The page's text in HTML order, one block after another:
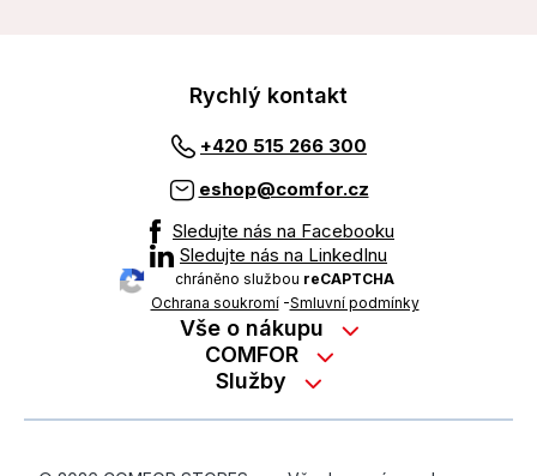
Rychlý kontakt
+420 515 266 300
eshop@comfor.cz
Sledujte nás na Facebooku
Sledujte nás na LinkedInu
chráněno službou reCAPTCHA
Ochrana soukromí-Smluvní podmínky
Vše o nákupu
Nákup na splátky
Možnosti platby
COMFOR
Kontakty
Kariéra
Služby